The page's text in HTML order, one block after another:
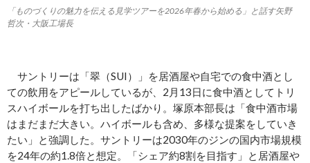
「ものづくりの魅力を伝える見学ツアーを2026年春から始める」と話す矢野
哲次・大阪工場長
サントリーは「翠（SUI）」を居酒屋や自宅での食中酒とし
ての飲用をアピールしているが、2月13日に食中酒としてトリ
スハイボールを打ち出したばかり。塚原本部長は「食中酒市場
はまだまだ大きい。ハイボールも含め、多様な提案をしていき
たい」と強調した。サントリーは2030年のジンの国内市場規模
を24年の約1.8倍と想定。「シェア約8割を目指す」と居酒屋や